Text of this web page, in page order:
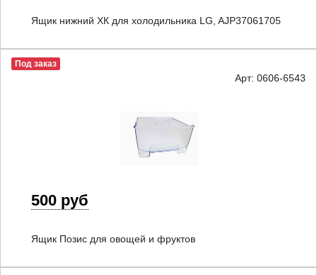
Ящик нижний ХК для холодильника LG, AJP37061705
Под заказ
Арт: 0606-6543
500 руб
Ящик Позис для овощей и фруктов